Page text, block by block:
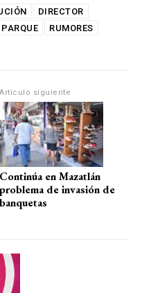
m
p
DIRECTOR
PARQUE
RUMORES
Artículo siguiente
Continúa en Mazatlán
problema de invasión de
banquetas